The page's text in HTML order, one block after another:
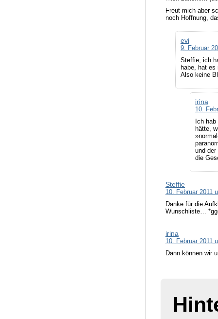
Freut mich aber
noch Hoffnung,
evi
9. Februar
Steffie, ich
habe, hat
Also keine
irina
10.
Ich
hätte,
und
die
Steffie
10. Februar 2011
Danke für die
Wunschliste…
irina
10. Februar 2011
Dann können wir